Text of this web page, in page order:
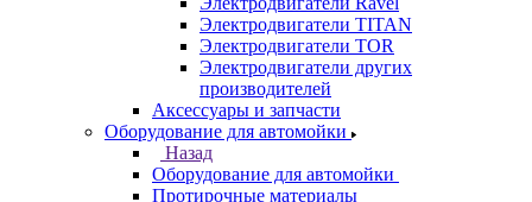
Электродвигатели TITAN
Электродвигатели TOR
Электродвигатели других
производителей
Аксессуары и запчасти
Оборудование для автомойки
Назад
Оборудование для автомойки
Протирочные материалы